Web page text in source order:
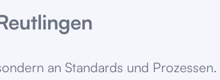
an Standards und